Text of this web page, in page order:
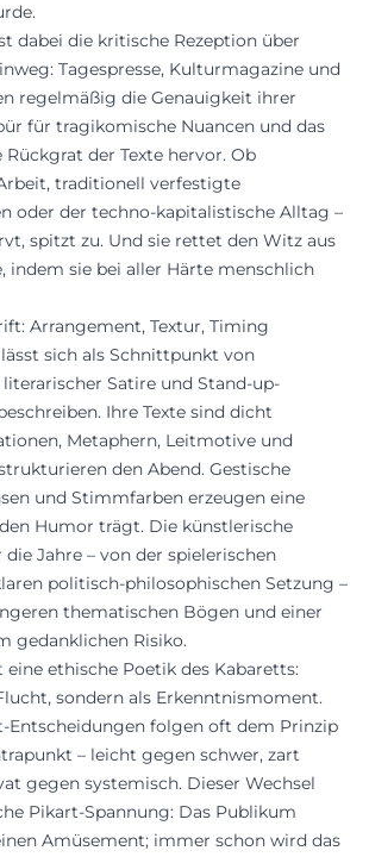
dabei die kritische Rezeption über
Tagespresse, Kulturmagazine und
regelmäßig die Genauigkeit ihrer
für tragikomische Nuancen und das
der Texte hervor. Ob
traditionell verfestigte
oder der techno-kapitalistische Alltag –
spitzt zu. Und sie rettet den Witz aus
indem sie bei aller Härte menschlich
Arrangement, Textur, Timing
sich als Schnittpunkt von
Satire und Stand-up-
Ihre Texte sind dicht
Metaphern, Leitmotive und
den Abend. Gestische
und Stimmfarben erzeugen eine
Humor trägt. Die künstlerische
Jahre – von der spielerischen
politisch-philosophischen Setzung –
thematischen Bögen und einer
gedanklichen Risiko.
ethische Poetik des Kabaretts:
sondern als Erkenntnismoment.
Entscheidungen folgen oft dem Prinzip
– leicht gegen schwer, zart
gegen systemisch. Dieser Wechsel
Pikart-Spannung: Das Publikum
Amüsement; immer schon wird das